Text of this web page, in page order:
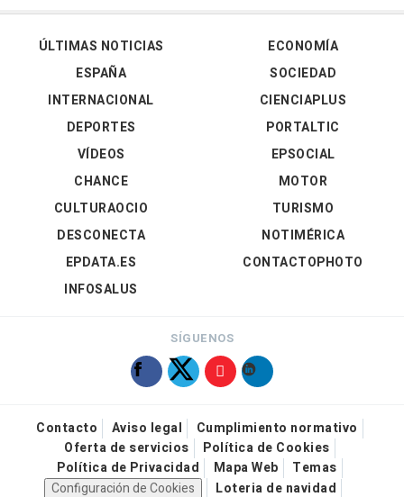
ÚLTIMAS NOTICIAS
ESPAÑA
INTERNACIONAL
DEPORTES
VÍDEOS
ECONOMÍA
SOCIEDAD
CIENCIAPLUS
PORTALTIC
EPSOCIAL
CHANCE
CULTURAOCIO
DESCONECTA
EPDATA.ES
INFOSALUS
MOTOR
TURISMO
NOTIMÉRICA
CONTACTOPHOTO
SÍGUENOS
Contacto Aviso legal
Cumplimiento normativo
Oferta de servicios
Política de Cookies
Política de Privacidad
Mapa Web
Temas
Configuración de Cookies
Loteria de navidad